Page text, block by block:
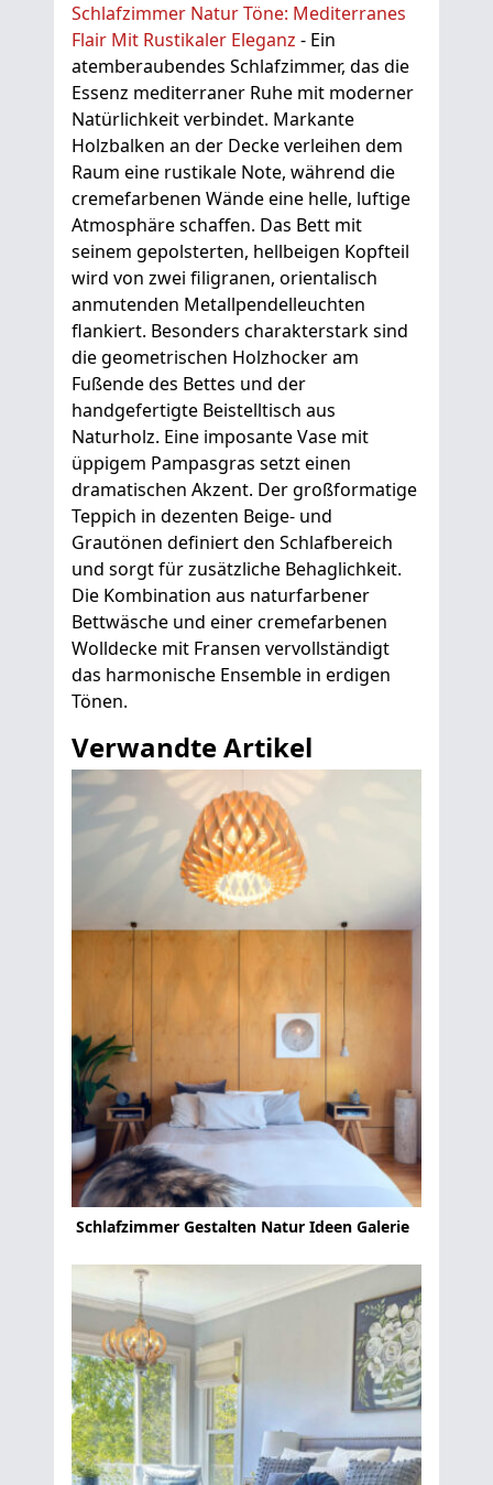
Schlafzimmer Natur Töne: Mediterranes
Flair Mit Rustikaler Eleganz - Ein
atemberaubendes Schlafzimmer, das die
Essenz mediterraner Ruhe mit moderner
Natürlichkeit verbindet. Markante
Holzbalken an der Decke verleihen dem
Raum eine rustikale Note, während die
cremefarbenen Wände eine helle, luftige
Atmosphäre schaffen. Das Bett mit
seinem gepolsterten, hellbeigen Kopfteil
wird von zwei filigranen, orientalisch
anmutenden Metallpendelleuchten
flankiert. Besonders charakterstark sind
die geometrischen Holzhocker am
Fußende des Bettes und der
handgefertigte Beistelltisch aus
Naturholz. Eine imposante Vase mit
üppigem Pampasgras setzt einen
dramatischen Akzent. Der großformatige
Teppich in dezenten Beige- und
Grautönen definiert den Schlafbereich
und sorgt für zusätzliche Behaglichkeit.
Die Kombination aus naturfarbener
Bettwäsche und einer cremefarbenen
Wolldecke mit Fransen vervollständigt
das harmonische Ensemble in erdigen
Tönen.
Verwandte Artikel
Schlafzimmer Gestalten Natur Ideen Galerie